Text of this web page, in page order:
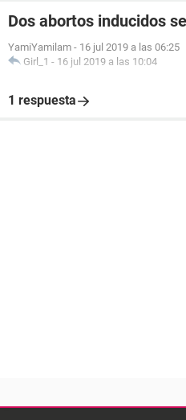
Dos abortos inducidos
YamiYamilam - 16 jul 2019 a las 06:25
Girl_1 - 16 jul 2019 a las 10:04
1 respuesta